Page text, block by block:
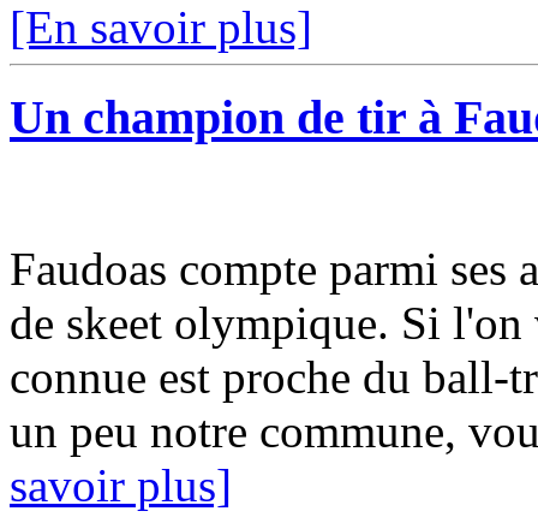
[En savoir plus]
Un champion de tir à
Faudoas compte parmi ses
de skeet olympique. Si
connue est proche du ball-
un peu notre commune,
savoir plus]